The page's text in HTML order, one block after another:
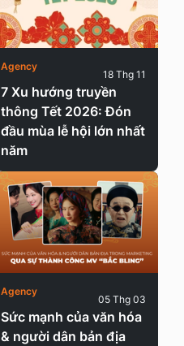
7 Xu hướng truyền
thông Tết 2026: Đón
đầu mùa lễ hội lớn nhất
năm
Agency
18 Thg 11
Sức mạnh của văn hóa
& người dân bản địa
Agency
05 Thg 03